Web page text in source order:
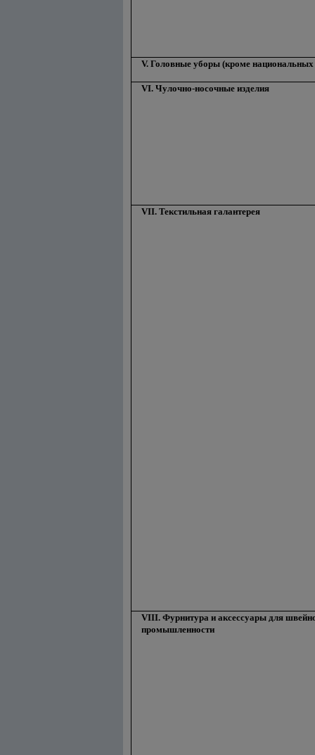
V. Головные уборы (кроме
VI. Чулочно-носочные изделия
VII. Текстильная галантерея
VIII. Фурнитура и аксессуары для
промышленности